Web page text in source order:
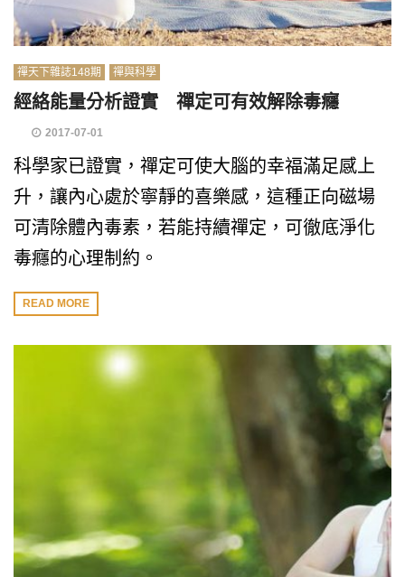
禪天下雜誌148期 禪與科學
經絡能量分析證實 禪定可有效解除毒癮
2017-07-01
科學家已證實，禪定可使大腦的幸福滿足感上
升，讓內心處於寧靜的喜樂感，這種正向磁場
可清除體內毒素，若能持續禪定，可徹底淨化
毒癮的心理制約。
READ MORE